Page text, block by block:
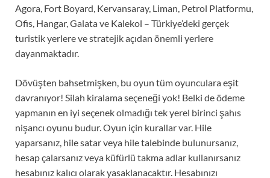
Agora, Fort Boyard, Kervansaray, Liman, Petrol Platformu,
Ofis, Hangar, Galata ve Kalekol – Türkiye’deki gerçek
turistik yerlere ve stratejik açıdan önemli yerlere
dayanmaktadır.
Dövüşten bahsetmişken, bu oyun tüm oyunculara eşit
davranıyor! Silah kiralama seçeneği yok! Belki de ödeme
yapmanın en iyi seçenek olmadığı tek yerel birinci şahıs
nişancı oyunu budur. Oyun için kurallar var. Hile
yaparsanız, hile satar veya hile talebinde bulunursanız,
hesap çalarsanız veya küfürlü takma adlar kullanırsanız
hesabınız kalıcı olarak yasaklanacaktır. Hesabınızı